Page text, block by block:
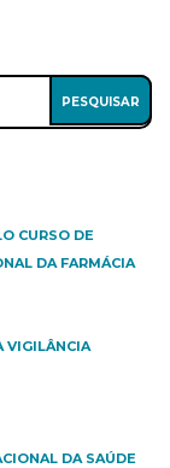
CURSO DE
DA FARMÁCIA
VIGILÂNCIA
DA SAÚDE